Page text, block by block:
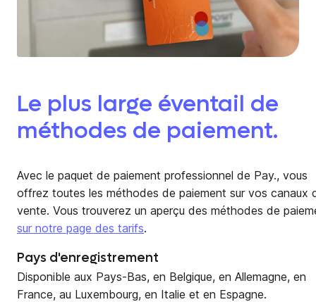
Le plus large éventail de
méthodes de paiement.
Avec le paquet de paiement professionnel de Pay., vous
offrez toutes les méthodes de paiement sur vos canaux
vente. Vous trouverez un aperçu des méthodes de
sur notre page des tarifs.
Pays d'enregistrement
Disponible aux Pays-Bas, en Belgique, en Allemagne, en
France, au Luxembourg, en Italie et en Espagne.